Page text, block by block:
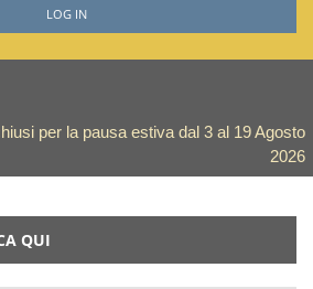
LOG IN
per la pausa estiva dal 3 al 19 Agosto
2026
QUI